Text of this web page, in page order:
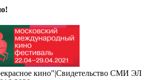
кино"|Свидетельство СМИ ЭЛ